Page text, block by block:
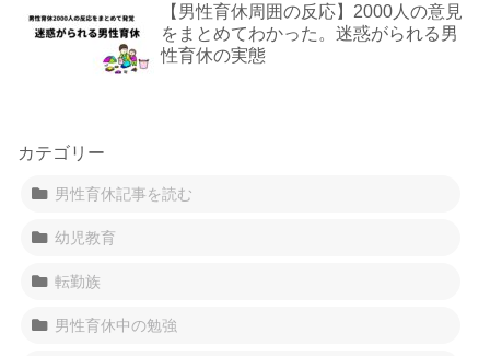
【男性育休周囲の反応】2000人の意見
をまとめてわかった。迷惑がられる男
性育休の実態
カテゴリー
男性育休記事を読む
幼児教育
転勤族
男性育休中の勉強